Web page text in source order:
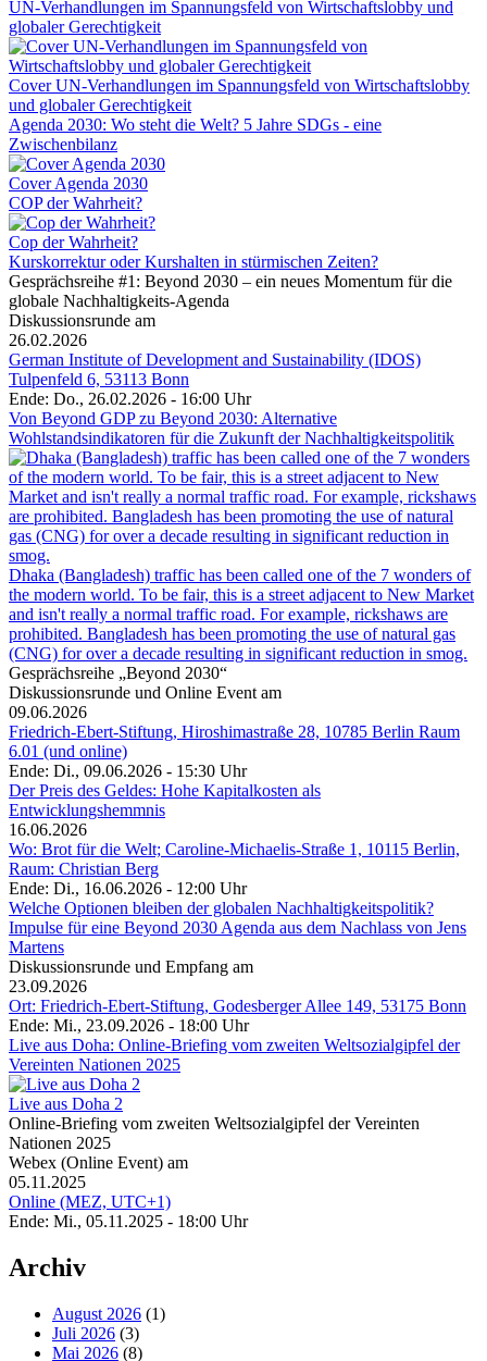
UN-Verhandlungen im Spannungsfeld von Wirtschaftslobby und
globaler Gerechtigkeit
Cover UN-Verhandlungen im Spannungsfeld von Wirtschaftslobby
und globaler Gerechtigkeit
Agenda 2030: Wo steht die Welt? 5 Jahre SDGs - eine
Zwischenbilanz
Cover Agenda 2030
COP der Wahrheit?
Cop der Wahrheit?
Kurskorrektur oder Kurshalten in stürmischen Zeiten?
Gesprächsreihe #1: Beyond 2030 – ein neues Momentum für die
globale Nachhaltigkeits-Agenda
Diskussionsrunde am
26.02.2026
German Institute of Development and Sustainability (IDOS)
Tulpenfeld 6, 53113 Bonn
Ende: Do., 26.02.2026 - 16:00 Uhr
Von Beyond GDP zu Beyond 2030: Alternative
Wohlstandsindikatoren für die Zukunft der Nachhaltigkeitspolitik
Dhaka (Bangladesh) traffic has been called one of the 7 wonders of
the modern world. To be fair, this is a street adjacent to New Market
and isn't really a normal traffic road. For example, rickshaws are
prohibited. Bangladesh has been promoting the use of natural gas
(CNG) for over a decade resulting in significant reduction in smog.
Gesprächsreihe „Beyond 2030“
Diskussionsrunde und Online Event am
09.06.2026
Friedrich-Ebert-Stiftung, Hiroshimastraße 28, 10785 Berlin Raum
6.01 (und online)
Ende: Di., 09.06.2026 - 15:30 Uhr
Der Preis des Geldes: Hohe Kapitalkosten als
Entwicklungshemmnis
16.06.2026
Wo: Brot für die Welt; Caroline-Michaelis-Straße 1, 10115 Berlin,
Raum: Christian Berg
Ende: Di., 16.06.2026 - 12:00 Uhr
Welche Optionen bleiben der globalen Nachhaltigkeitspolitik?
Impulse für eine Beyond 2030 Agenda aus dem Nachlass von Jens
Martens
Diskussionsrunde und Empfang am
23.09.2026
Ort: Friedrich-Ebert-Stiftung, Godesberger Allee 149, 53175 Bonn
Ende: Mi., 23.09.2026 - 18:00 Uhr
Live aus Doha: Online-Briefing vom zweiten Weltsozialgipfel der
Vereinten Nationen 2025
Live aus Doha 2
Online-Briefing vom zweiten Weltsozialgipfel der Vereinten
Nationen 2025
Webex (Online Event) am
05.11.2025
Online (MEZ, UTC+1)
Ende: Mi., 05.11.2025 - 18:00 Uhr
Archiv
August 2026 (1)
Juli 2026 (3)
Mai 2026 (8)